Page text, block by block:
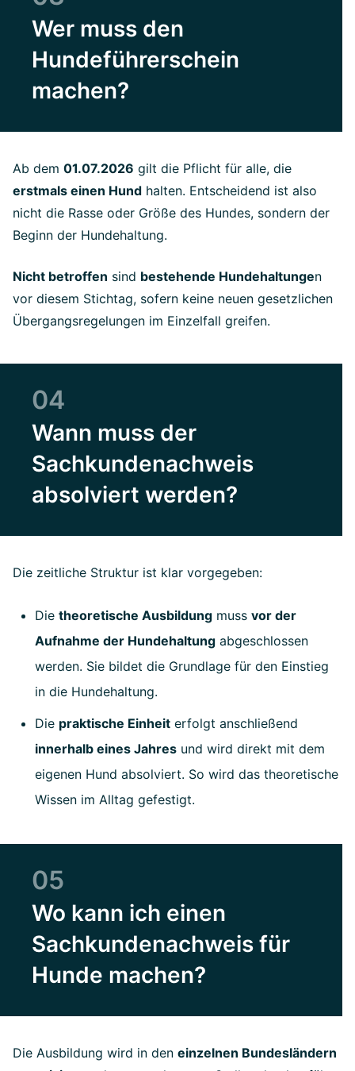
Wer muss den
Hundeführerschein
machen?
Ab dem 01.07.2026 gilt die Pflicht für alle, die
erstmals einen Hund halten. Entscheidend ist also
nicht die Rasse oder Größe des Hundes, sondern der
Beginn der Hundehaltung.
Nicht betroffen sind bestehende Hundehaltungen
vor diesem Stichtag, sofern keine neuen gesetzlichen
Übergangsregelungen im Einzelfall greifen.
04
Wann muss der
Sachkundenachweis
absolviert werden?
Die zeitliche Struktur ist klar vorgegeben:
Die theoretische Ausbildung muss vor der
Aufnahme der Hundehaltung abgeschlossen
werden. Sie bildet die Grundlage für den Einstieg
in die Hundehaltung.
Die praktische Einheit erfolgt anschließend
innerhalb eines Jahres und wird direkt mit dem
eigenen Hund absolviert. So wird das theoretische
Wissen im Alltag gefestigt.
05
Wo kann ich einen
Sachkundenachweis für
Hunde machen?
Die Ausbildung wird in den einzelnen Bundesländern